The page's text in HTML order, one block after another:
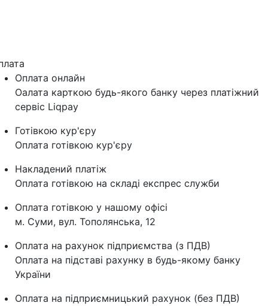
Оплата онлайн
Оалата карткою будь-якого банку через платіжний
сервіс Liqpay
Готівкою кур'єру
Оплата готівкою кур'єру
Накладений платіж
Оплата готівкою на складі експрес служби
Оплата готівкою у нашому офісі
м. Суми, вул. Тополянська, 12
Оплата на рахунок підприємства (з ПДВ)
Оплата на підставі рахунку в будь-якому банку
України
Оплата на підприємницький рахунок (без ПДВ)